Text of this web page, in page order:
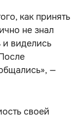
как принять
не знал
и виделись
—
своей